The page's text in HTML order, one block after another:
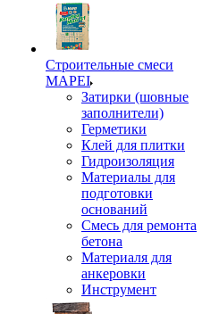
Строительные смеси
MAPEI
Затирки (шовные
заполнители)
Герметики
Клей для плитки
Гидроизоляция
Материалы для
подготовки
оснований
Смесь для ремонта
бетона
Материаля для
анкеровки
Инструмент